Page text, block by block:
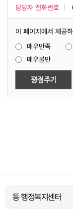
담당자 전화번호
이 페이지에서 제공
매우만족
매우불만
동 행정복지센터